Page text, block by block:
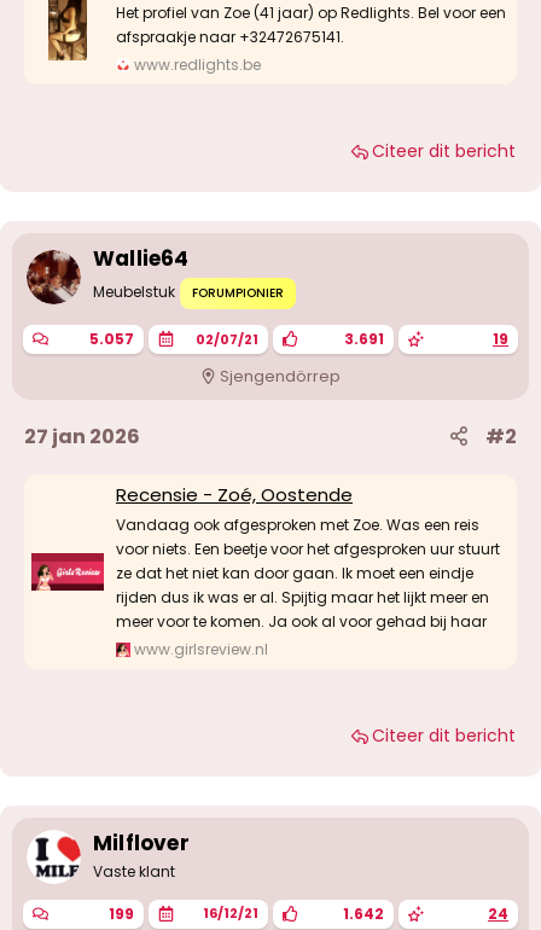
Het profiel van Zoe (41 jaar) op Redlights. Bel voor een
afspraakje naar +32472675141.
www.redlights.be
Citeer dit bericht
Wallie64
Meubelstuk FORUMPIONIER
5.057 02/07/21 3.691 19
Sjengendörrep
27 jan 2026 #2
Recensie - Zoé, Oostende
Vandaag ook afgesproken met Zoe. Was een reis
voor niets. Een beetje voor het afgesproken uur stuurt
ze dat het niet kan door gaan. Ik moet een eindje
rijden dus ik was er al. Spijtig maar het lijkt meer en
meer voor te komen. Ja ook al voor gehad bij haar
www.girlsreview.nl
Citeer dit bericht
Milflover
Vaste klant
199 16/12/21 1.642 24